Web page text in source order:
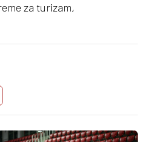
za turizam,